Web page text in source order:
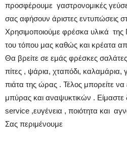
προσφέρουμε γαστρονομικές
σας αφήσουν άριστες εντυπώσεις
Χρησιμοποιούμε φρέσκα υλικά
του τόπου μας καθώς και κρέατα
Θα βρείτε σε εμάς φρέσκες
πίτες , ψάρια, χταπόδι, καλαμάρια,
πιάτα της ώρας . Τέλος μπορείτε να
μπύρας και αναψυκτικών .
service ,ευγένεια , ποιότητα και
Σας περιμένουμε